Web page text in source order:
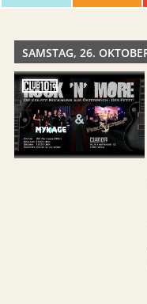
SAMSTAG, 26.